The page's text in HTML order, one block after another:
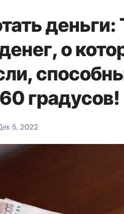
о
градусов!
5, 2022